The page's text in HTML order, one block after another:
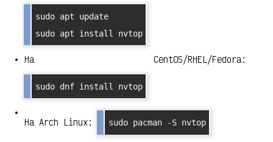
sudo apt update
sudo apt install nvtop
На CentOS/RHEL/Fedora:
sudo dnf install nvtop
На Arch Linux: sudo pacman -S nvtop